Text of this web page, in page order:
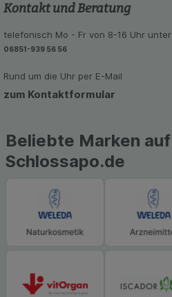
Kontakt und Beratung
telefonisch Mo - Fr von 8-16 Uhr unter
06851-939 56 56
Rund um die Uhr per E-Mail
zum Kontaktformular
Beliebte Marken auf
Schlossapo.de